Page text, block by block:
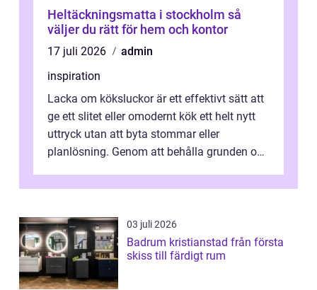
Heltäckningsmatta i stockholm så
väljer du rätt för hem och kontor
17 juli 2026
admin
inspiration
Lacka om köksluckor är ett effektivt sätt att
ge ett slitet eller omodernt kök ett helt nytt
uttryck utan att byta stommar eller
planlösning. Genom att behålla grunden och
03 juli 2026
Badrum kristianstad från första
skiss till färdigt rum